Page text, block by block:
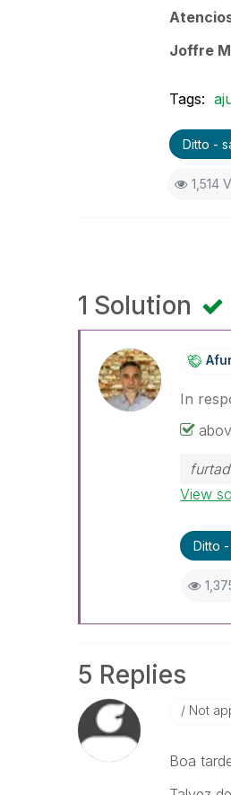
Joffre
Tags:
Ditto -
1,514
1 Solution
In
View
Ditto
5 Replies
Not
Boa